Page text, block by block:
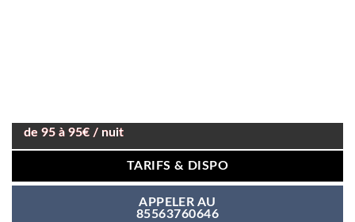
de 95 à 95€ / nuit
TARIFS & DISPO
APPELER AU
85563760646